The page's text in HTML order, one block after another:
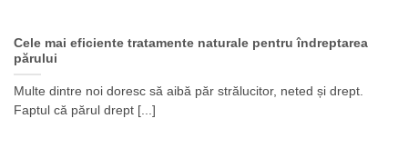
Cele mai eficiente tratamente naturale pentru îndreptarea
părului
Multe dintre noi doresc să aibă păr strălucitor, neted și drept.
Faptul că părul drept [...]